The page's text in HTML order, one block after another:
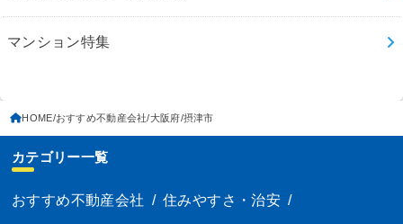
マンション特集
HOME おすすめ不動産会社 大阪府 摂津市
カテゴリー一覧
おすすめ不動産会社 / 住みやすさ・治安 /